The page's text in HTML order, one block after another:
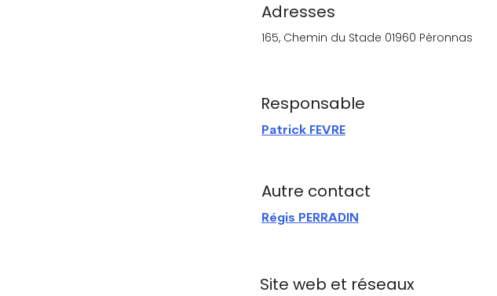
Adresses
165, Chemin du Stade 01960 Péronnas
Responsable
Patrick FEVRE
Autre contact
Régis PERRADIN
Site web et réseaux